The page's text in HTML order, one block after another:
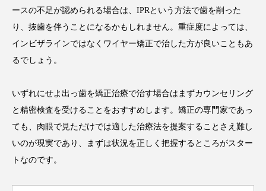
ースの不足が認められる場合は、IPRという方法で歯を削った
り、抜歯を伴うことになるかもしれません。重症度によっては、
インビザラインではなくワイヤー矯正で治した方が良いこともあ
るでしょう。
いずれにせよ出っ歯を矯正治療で治す場合はまずカウンセリング
と精密検査を受けることをおすすめします。矯正の専門家であっ
ても、肉眼で見ただけでは適した治療法を提案することさえ難し
いのが現実であり、まずは状況を正しく把握するところがスター
トなのです。